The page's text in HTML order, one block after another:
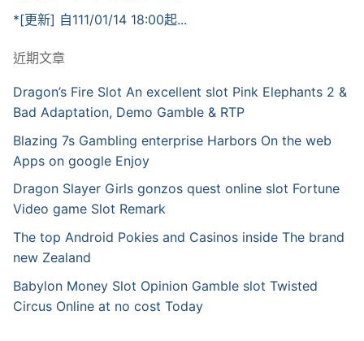
*[更新] 自111/01/14 18:00起...
近期文章
Dragon’s Fire Slot An excellent slot Pink Elephants 2 &
Bad Adaptation, Demo Gamble & RTP
Blazing 7s Gambling enterprise Harbors On the web
Apps on google Enjoy
Dragon Slayer Girls gonzos quest online slot Fortune
Video game Slot Remark
The top Android Pokies and Casinos inside The brand
new Zealand
Babylon Money Slot Opinion Gamble slot Twisted
Circus Online at no cost Today